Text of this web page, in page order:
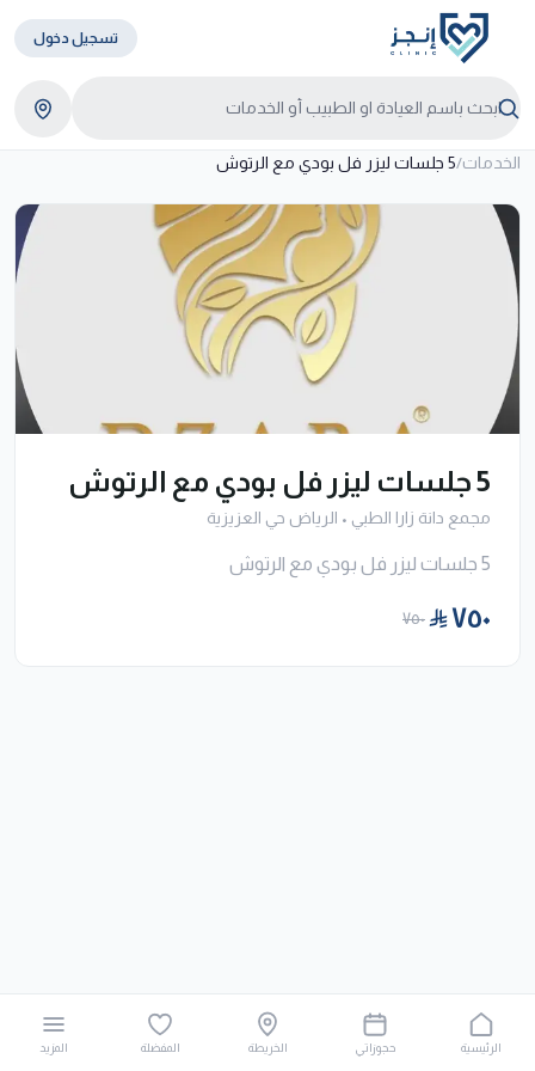
تسجيل دخول
الخدمات/5 جلسات ليزر فل بودي مع الرتوش
5 جلسات ليزر فل بودي مع الرتوش
مجمع دانة زارا الطبي • الرياض حي العزيزية
5 جلسات ليزر فل بودي مع الرتوش
٧٥٠ ٧٥٠
الرئيسية حجوزاتي الخريطة المفضلة المزيد